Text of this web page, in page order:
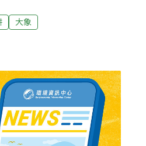
泳後，牠在逐漸長大後不
大象